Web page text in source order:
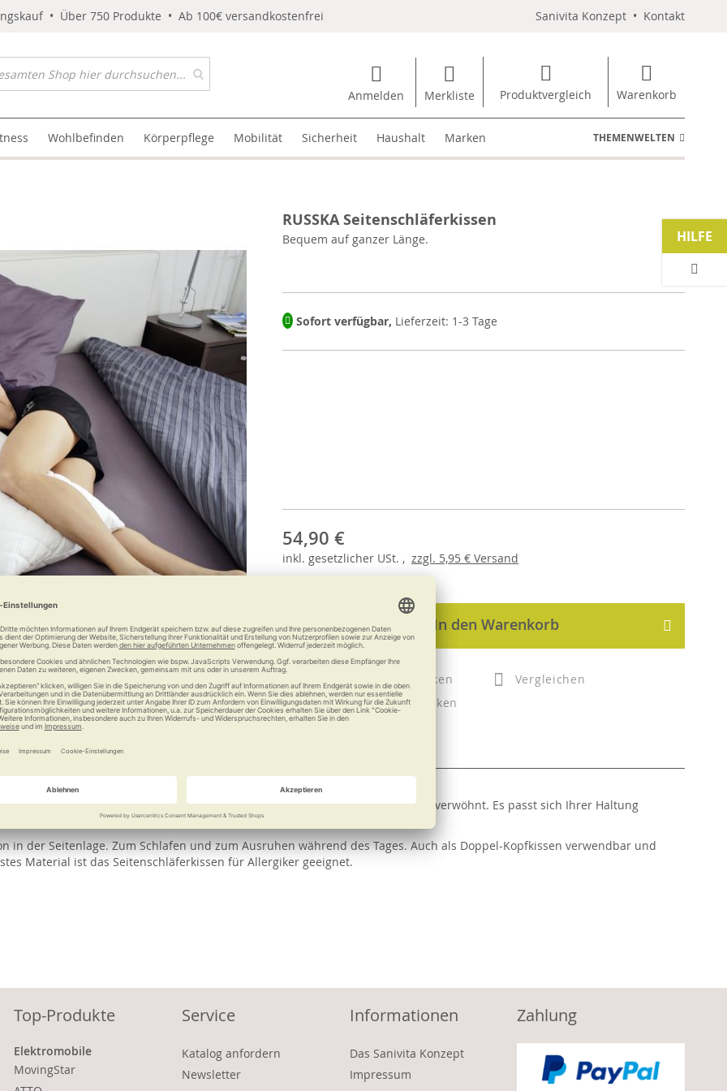
• Über 750 Produkte • Ab 100€ versandkostenfrei Sanivita Konzept • Kontakt
Anmelden Merkliste Produktvergleich Warenkorb
Wohlbefinden Körperpflege Mobilität Sicherheit Haushalt Marken THEMENWELTEN
RUSSKA Seitenschläferkissen
Bequem auf ganzer Länge.
Sofort verfügbar, Lieferzeit: 1-3 Tage
54,90 €
inkl. gesetzlicher USt. , zzgl. 5,95 € Versand
In den Warenkorb
Merken
Vergleichen
Drucken
Weitere Informationen
sich auf dieses Spezialkissen, das Sie von Kopf bis Knie mit Komfort und Halt verwöhnt. Es passt sich Ihrer Haltung
in der Seitenlage. Zum Schlafen und zum Ausruhen während des Tages. Auch als Doppel-Kopfkissen verwendbar und
Material ist das Seitenschläferkissen für Allergiker geeignet.
HILFE
Top-Produkte
Elektromobile
MovingStar
Service
Katalog anfordern
Newsletter
Informationen
Das Sanivita Konzept
Impressum
Zahlung